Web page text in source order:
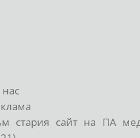
нас
стария сайт на ПА